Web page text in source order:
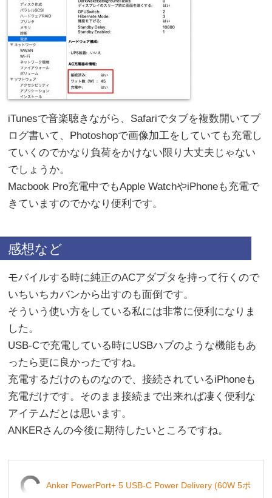
iTunesで音楽聴きながら、Safariでタブを複数開いてブ
ログ書いて、Photoshopで画像加工をしていても充電し
ていくのでかなり負荷をかけない限り大丈夫じゃない
でしょうか。
Macbook Pro充電中でもApple WatchやiPhoneも充電で
きていますのでかなり便利です。
感想など
モバイルする時に純正のACアダプタを持って行くので
いちいちカバンから出すのも面倒です。
そういう使い方をしている私には非常に便利になりま
した。
USB-Cで充電している時にUSBハブのような機能もあ
ったら更に良かったですね。
充電するだけのものなので、接続されているiPhoneも
充電だけです。そのまま接続まで出来れば凄く便利な
アイテムだとは思います。
ANKERさんの今後に期待したいところですね。
Anker PowerPort+ 5 USB-C Power Delivery (60W 5ポ